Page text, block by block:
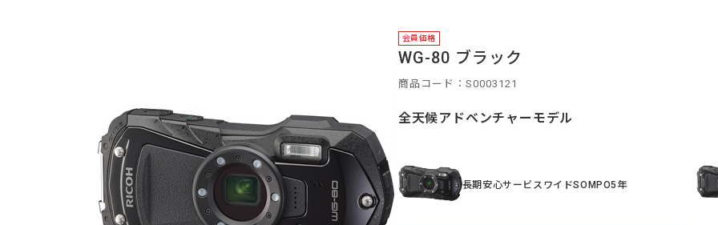
会員価格
WG-80 ブラック
商品コード：S0003121
全天候アドベンチャーモデル
長期安心サービスワイドSOMPO5年